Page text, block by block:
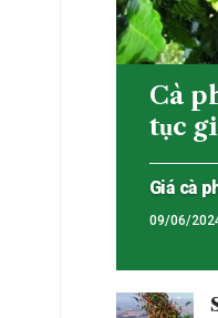
Cà
tục
Giá cà
09/06/